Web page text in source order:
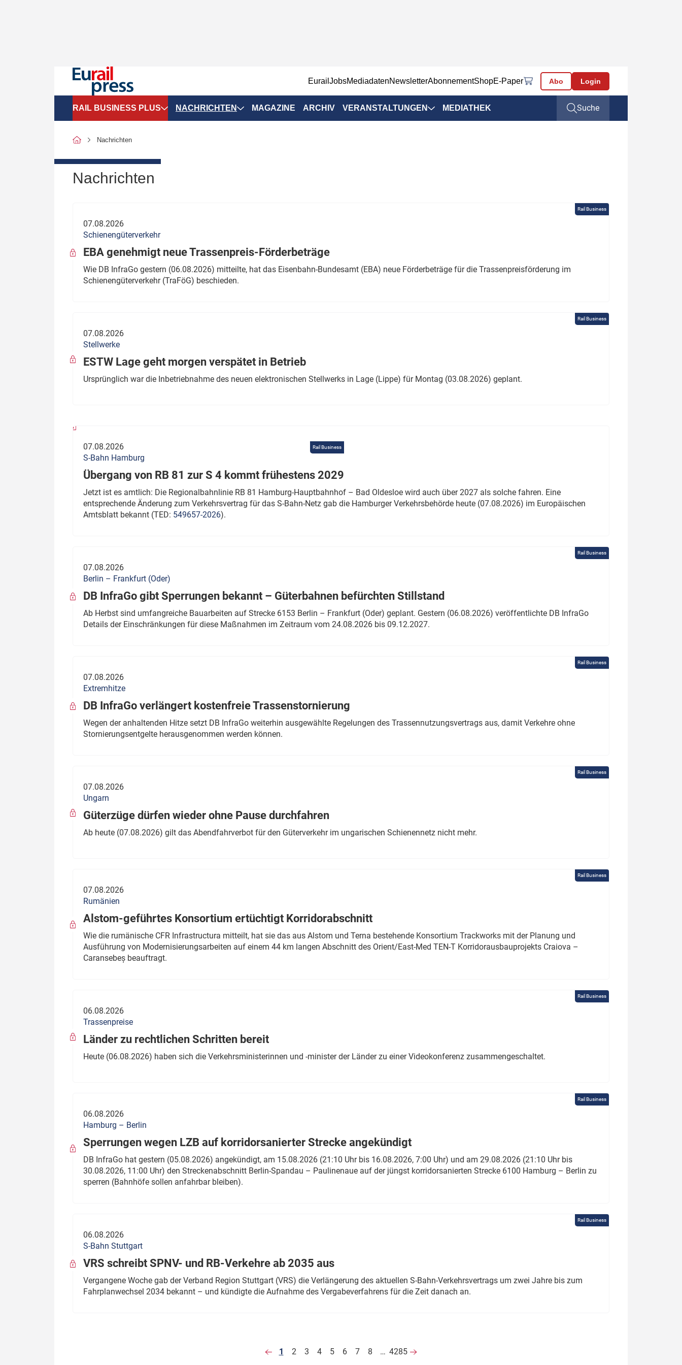
EurailJobsMediadatenNewsletterAbonnementShopE-Paper Abo Login
RAIL BUSINESS PLUS
SPNV-Marktdaten
Politik
Verbände: Wer spricht für
wen?
Thema des Monats
Dossier: Generalsanierung
Dossier: ETCS
NACHRICHTEN
Infrastruktur & Ausrüstung
ÖPNV
MAGAZINE ARCHIV VERANSTALTUNGEN MEDIATHEK Suche
Nachrichten
Nachrichten
Rail Business
07.08.2026
Schienengüterverkehr
EBA genehmigt neue Trassenpreis-Förderbeträge
Wie DB InfraGo gestern (06.08.2026) mitteilte, hat das Eisenbahn-Bundesamt (EBA) neue Förderbeträge für die Trassenpreisförderung im
Schienengüterverkehr (TraFöG) beschieden.
Rail Business
07.08.2026
Stellwerke
ESTW Lage geht morgen verspätet in Betrieb
Ursprünglich war die Inbetriebnahme des neuen elektronischen Stellwerks in Lage (Lippe) für Montag (03.08.2026) geplant.
Rail Business
07.08.2026
S-Bahn Hamburg
Übergang von RB 81 zur S 4 kommt frühestens 2029
Jetzt ist es amtlich: Die Regionalbahnlinie RB 81 Hamburg-Hauptbahnhof – Bad Oldesloe wird auch über 2027 als solche fahren. Eine
entsprechende Änderung zum Verkehrsvertrag für das S-Bahn-Netz gab die Hamburger Verkehrsbehörde heute (07.08.2026) im Europäischen
Amtsblatt bekannt (TED: 549657-2026).
Rail Business
07.08.2026
Berlin – Frankfurt (Oder)
DB InfraGo gibt Sperrungen bekannt – Güterbahnen befürchten Stillstand
Ab Herbst sind umfangreiche Bauarbeiten auf Strecke 6153 Berlin – Frankfurt (Oder) geplant. Gestern (06.08.2026) veröffentlichte DB InfraGo
Details der Einschränkungen für diese Maßnahmen im Zeitraum vom 24.08.2026 bis 09.12.2027.
Rail Business
07.08.2026
Extremhitze
DB InfraGo verlängert kostenfreie Trassenstornierung
Wegen der anhaltenden Hitze setzt DB InfraGo weiterhin ausgewählte Regelungen des Trassennutzungsvertrags aus, damit Verkehre ohne
Stornierungsentgelte herausgenommen werden können.
Rail Business
07.08.2026
Ungarn
Güterzüge dürfen wieder ohne Pause durchfahren
Ab heute (07.08.2026) gilt das Abendfahrverbot für den Güterverkehr im ungarischen Schienennetz nicht mehr.
Rail Business
07.08.2026
Rumänien
Alstom-geführtes Konsortium ertüchtigt Korridorabschnitt
Wie die rumänische CFR Infrastructura mitteilt, hat sie das aus Alstom und Terna bestehende Konsortium Trackworks mit der Planung und
Ausführung von Modernisierungsarbeiten auf einem 44 km langen Abschnitt des Orient/East-Med TEN-T Korridorausbauprojekts Craiova –
Caransebeș beauftragt.
Rail Business
06.08.2026
Trassenpreise
Länder zu rechtlichen Schritten bereit
Heute (06.08.2026) haben sich die Verkehrsministerinnen und -minister der Länder zu einer Videokonferenz zusammengeschaltet.
Rail Business
06.08.2026
Hamburg – Berlin
Sperrungen wegen LZB auf korridorsanierter Strecke angekündigt
DB InfraGo hat gestern (05.08.2026) angekündigt, am 15.08.2026 (21:10 Uhr bis 16.08.2026, 7:00 Uhr) und am 29.08.2026 (21:10 Uhr bis
30.08.2026, 11:00 Uhr) den Streckenabschnitt Berlin-Spandau – Paulinenaue auf der jüngst korridorsanierten Strecke 6100 Hamburg – Berlin zu
sperren (Bahnhöfe sollen anfahrbar bleiben).
Rail Business
06.08.2026
S-Bahn Stuttgart
VRS schreibt SPNV- und RB-Verkehre ab 2035 aus
Vergangene Woche gab der Verband Region Stuttgart (VRS) die Verlängerung des aktuellen S-Bahn-Verkehrsvertrags um zwei Jahre bis zum
Fahrplanwechsel 2034 bekannt – und kündigte die Aufnahme des Vergabeverfahrens für die Zeit danach an.
1 2 3 4 5 6 7 8 … 4285